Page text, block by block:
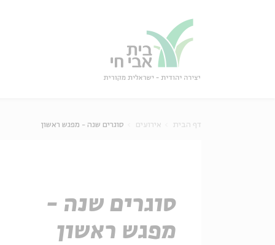
דף הבית אירועים סוגרים שנה - מפגש ראשון
סוגרים שנה -
מפגש ראשון